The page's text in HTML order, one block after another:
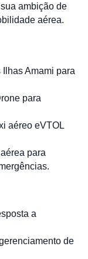
ambição de
aérea.
Amami para
para
aéreo eVTOL
para
a
de